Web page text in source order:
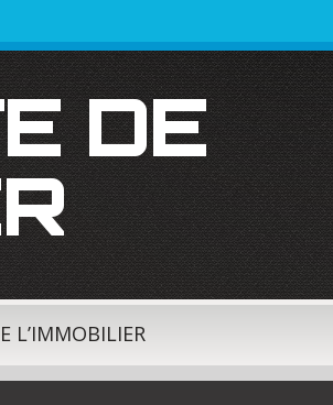
L’IMMOBILIER